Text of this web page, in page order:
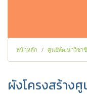
หน้าหลัก ศูนย์พัฒนาวิชา
ผังโครงสร้าง